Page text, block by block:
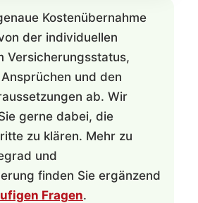
Kostenübernahme
der individuellen
Versicherungsstatus,
und den
ab. Wir
gerne dabei, die
zu klären. Mehr zu
und
finden Sie ergänzend
Fragen.